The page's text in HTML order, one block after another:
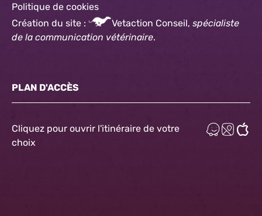
Politique de cookies
Création du site :
Vetaction Conseil, spécialiste
de la communication vétérinaire.
PLAN D'ACCÈS
Cliquez pour ouvrir l'itinéraire de votre
choix